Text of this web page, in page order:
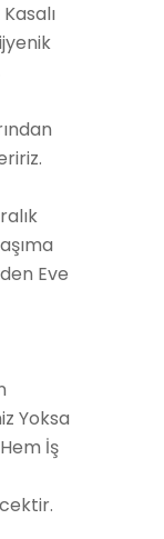
Eve
Yoksa
İş